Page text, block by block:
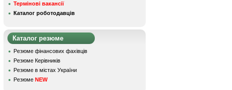
Термінові вакансії
Каталог роботодавців
Каталог резюме
Резюме фінансових фахівців
Резюме Керівників
Резюме в містах України
Резюме NEW